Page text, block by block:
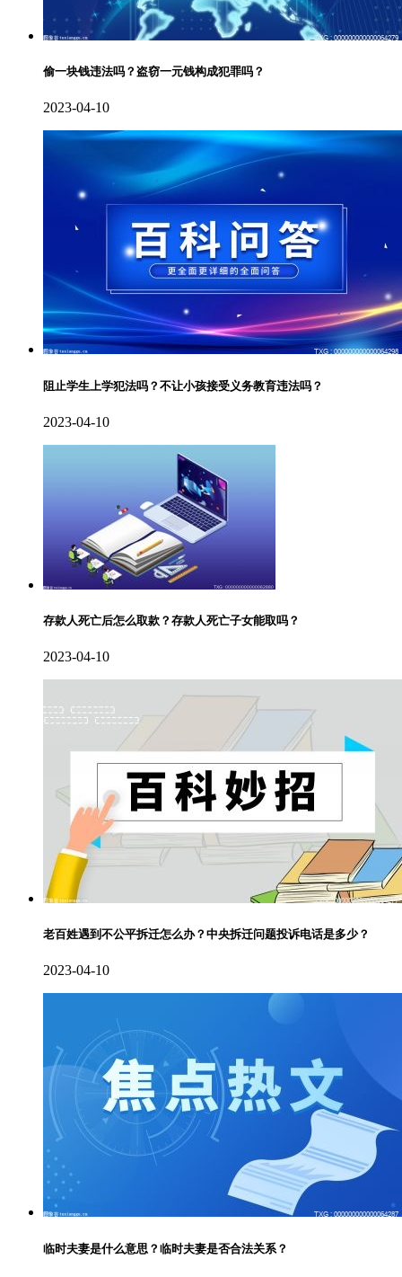
偷一块钱违法吗？盗窃一元钱构成犯罪吗？
2023-04-10
阻止学生上学犯法吗？不让小孩接受义务教育违法吗？
2023-04-10
存款人死亡后怎么取款？存款人死亡子女能取吗？
2023-04-10
老百姓遇到不公平拆迁怎么办？中央拆迁问题投诉电话是多少？
2023-04-10
临时夫妻是什么意思？临时夫妻是否合法关系？